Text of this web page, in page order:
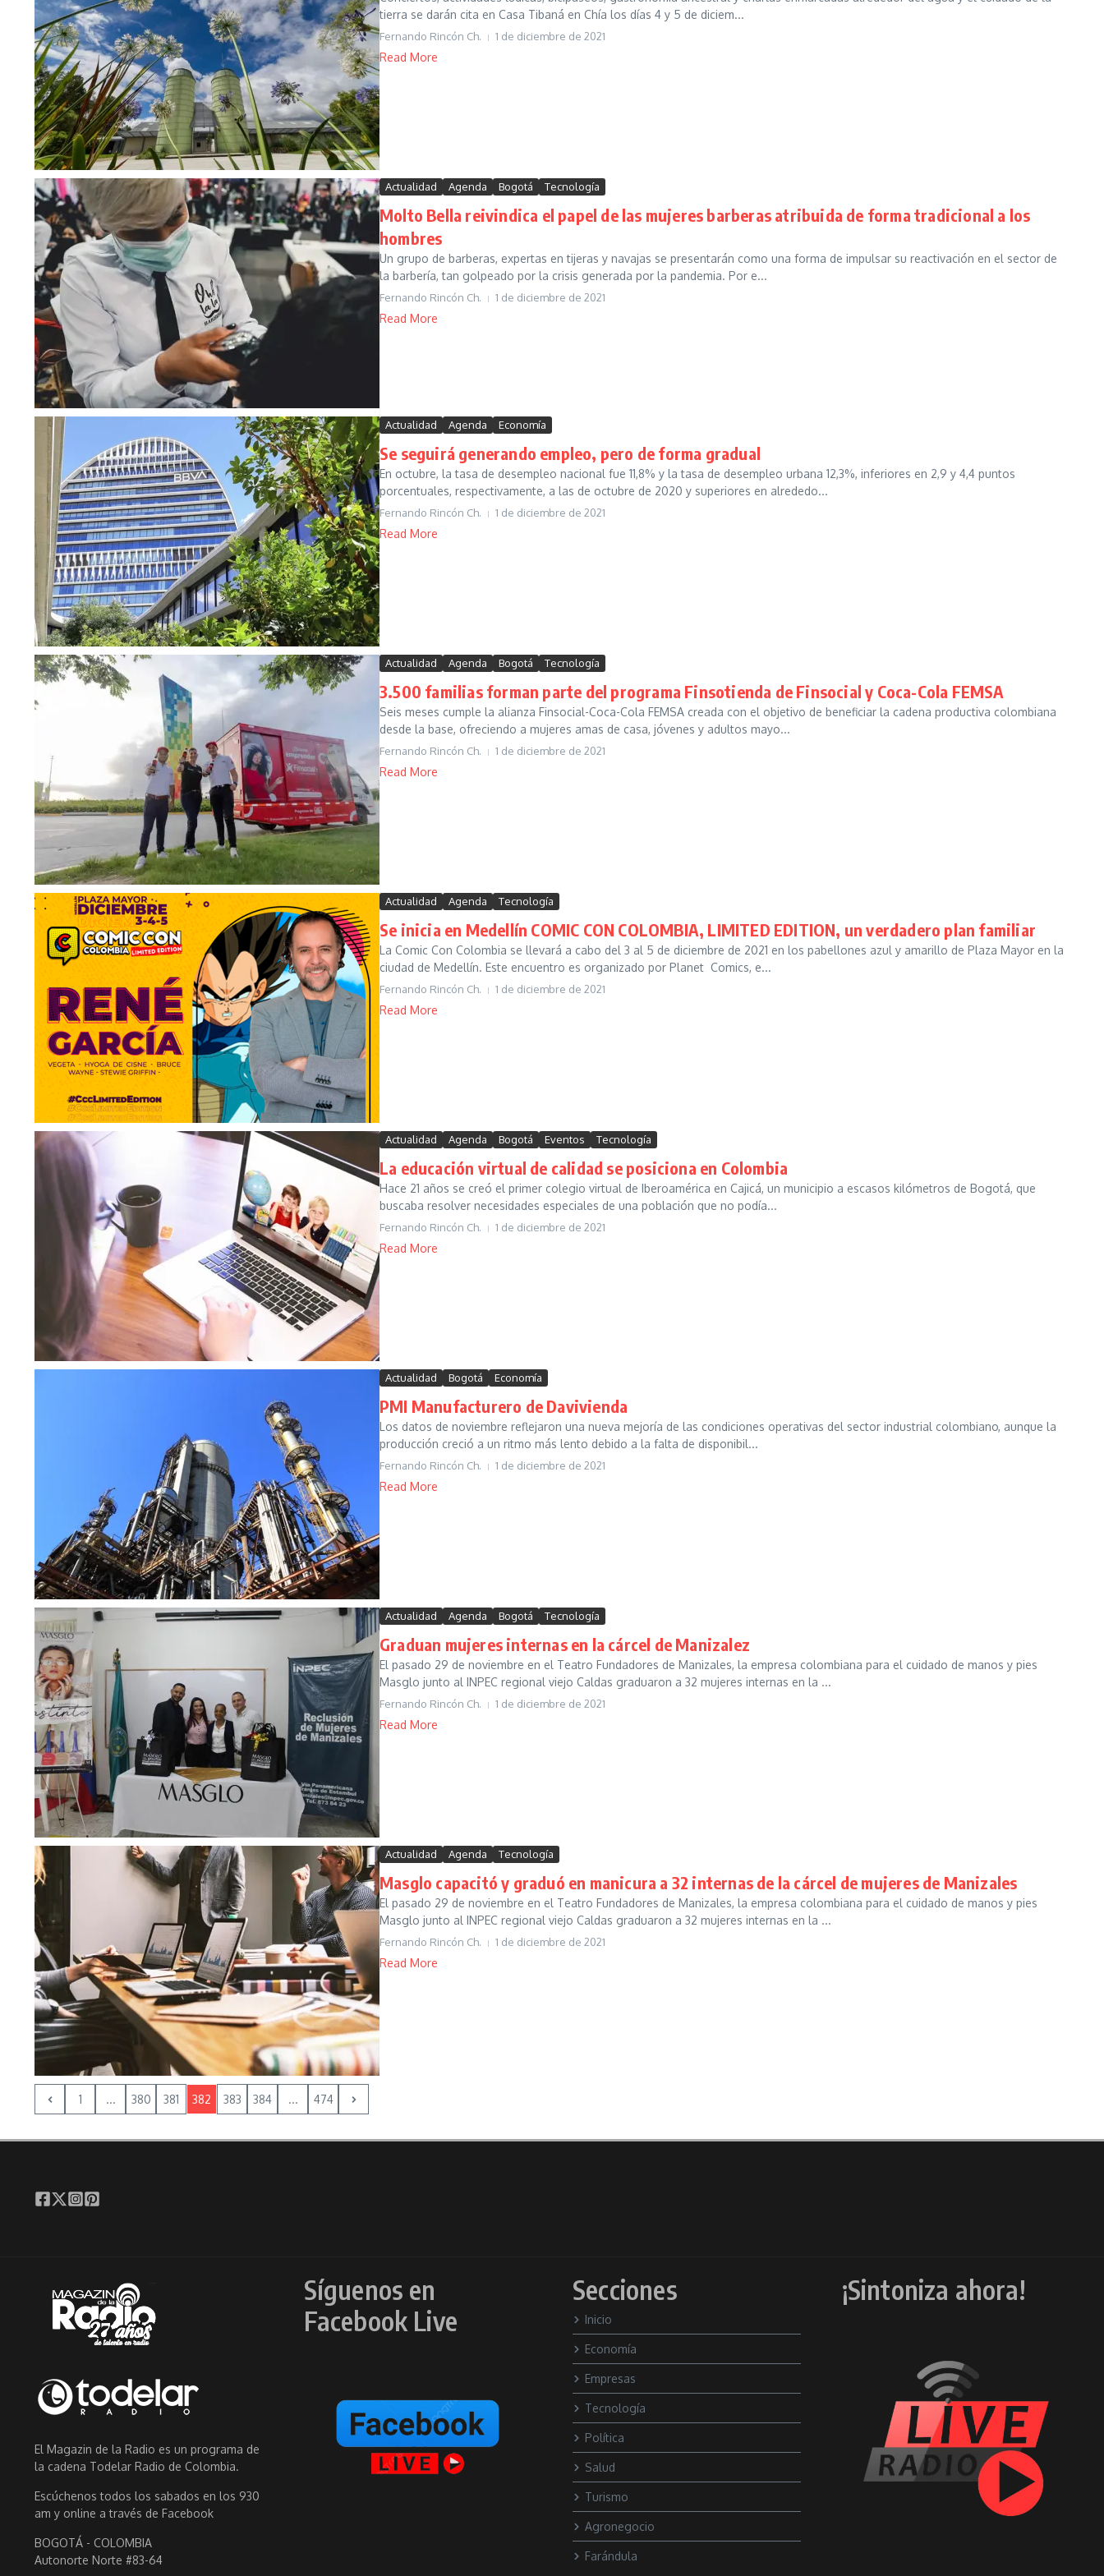
tierra se darán cita en Casa Tibaná en Chía los días 4 y 5 de diciem...
Fernando Rincón Ch. 1 de diciembre de 2021
Read More
Actualidad Agenda Bogotá Tecnología
Molto Bella reivindica el papel de las mujeres barberas atribuida de forma tradicional a los
hombres
Un grupo de barberas, expertas en tijeras y navajas se presentarán como una forma de impulsar su reactivación en el sector de
la barbería, tan golpeado por la crisis generada por la pandemia. Por e...
Fernando Rincón Ch. 1 de diciembre de 2021
Read More
Actualidad Agenda Economía
Se seguirá generando empleo, pero de forma gradual
En octubre, la tasa de desempleo nacional fue 11,8% y la tasa de desempleo urbana 12,3%, inferiores en 2,9 y 4,4 puntos
porcentuales, respectivamente, a las de octubre de 2020 y superiores en alrededo...
Fernando Rincón Ch. 1 de diciembre de 2021
Read More
Actualidad Agenda Bogotá Tecnología
3.500 familias forman parte del programa Finsotienda de Finsocial y Coca-Cola FEMSA
Seis meses cumple la alianza Finsocial-Coca-Cola FEMSA creada con el objetivo de beneficiar la cadena productiva colombiana
desde la base, ofreciendo a mujeres amas de casa, jóvenes y adultos mayo...
Fernando Rincón Ch. 1 de diciembre de 2021
Read More
Actualidad Agenda Tecnología
Se inicia en Medellín COMIC CON COLOMBIA, LIMITED EDITION, un verdadero plan familiar
La Comic Con Colombia se llevará a cabo del 3 al 5 de diciembre de 2021 en los pabellones azul y amarillo de Plaza Mayor en la
ciudad de Medellín. Este encuentro es organizado por Planet Comics, e...
Fernando Rincón Ch. 1 de diciembre de 2021
Read More
Actualidad Agenda Bogotá Eventos Tecnología
La educación virtual de calidad se posiciona en Colombia
Hace 21 años se creó el primer colegio virtual de Iberoamérica en Cajicá, un municipio a escasos kilómetros de Bogotá, que
buscaba resolver necesidades especiales de una población que no podía...
Fernando Rincón Ch. 1 de diciembre de 2021
Read More
Actualidad Bogotá Economía
PMI Manufacturero de Davivienda
Los datos de noviembre reflejaron una nueva mejoría de las condiciones operativas del sector industrial colombiano, aunque la
producción creció a un ritmo más lento debido a la falta de disponibil...
Fernando Rincón Ch. 1 de diciembre de 2021
Read More
Actualidad Agenda Bogotá Tecnología
Graduan mujeres internas en la cárcel de Manizalez
El pasado 29 de noviembre en el Teatro Fundadores de Manizales, la empresa colombiana para el cuidado de manos y pies
Masglo junto al INPEC regional viejo Caldas graduaron a 32 mujeres internas en la ...
Fernando Rincón Ch. 1 de diciembre de 2021
Read More
Actualidad Agenda Tecnología
Masglo capacitó y graduó en manicura a 32 internas de la cárcel de mujeres de Manizales
El pasado 29 de noviembre en el Teatro Fundadores de Manizales, la empresa colombiana para el cuidado de manos y pies
Masglo junto al INPEC regional viejo Caldas graduaron a 32 mujeres internas en la ...
Fernando Rincón Ch. 1 de diciembre de 2021
Read More
1 ... 380 381 382 383 384 ... 474
El Magazin de la Radio es un programa de
la cadena Todelar Radio de Colombia.
Escúchenos todos los sabados en los 930
am y online a través de Facebook
BOGOTÁ - COLOMBIA
Autonorte Norte #83-64
Síguenos en
Facebook Live
Secciones
Inicio
Economía
Empresas
Tecnología
Política
Salud
Turismo
Agronegocio
Farándula
¡Sintoniza ahora!